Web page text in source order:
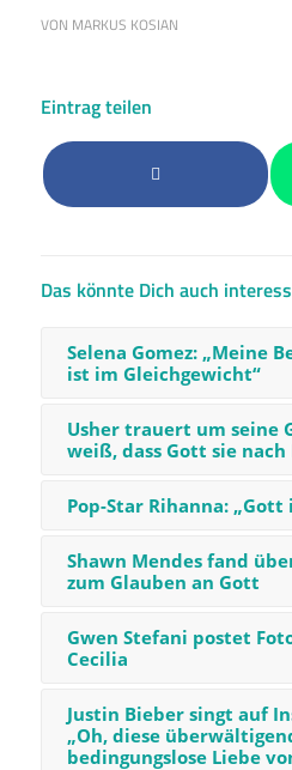
VON MARKUS KOSIAN
Eintrag teilen
Das könnte Dich auch
Selena Gomez: „Meine
ist im Gleichgewicht“
Usher trauert um seine
weiß, dass Gott sie
Pop-Star Rihanna: „Gott
Shawn Mendes fand
zum Glauben an Gott
Gwen Stefani postet
Cecilia
Justin Bieber singt auf
„Oh, diese
bedingungslose Liebe